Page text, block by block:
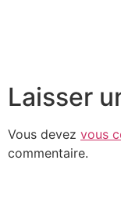
Laisser
Vous devez vous
commentaire.